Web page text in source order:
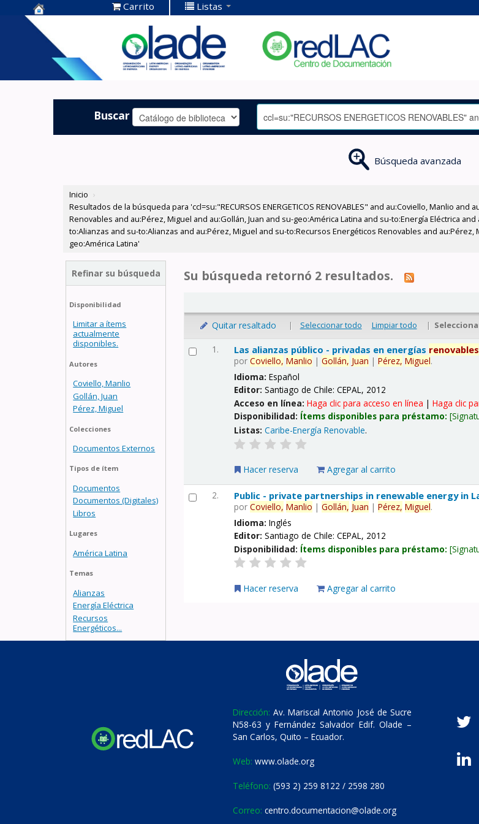
Centro de
Documentación
OLADE -
Carrito Listas
Buscar
Búsqueda avanzada
Inicio ›
Resultados de la búsqueda para 'ccl=su:"RECURSOS ENERGETICOS RENOVABLES" and au:Coviello, Manlio
Renovables and au:Pérez, Miguel and au:Gollán, Juan and su-geo:América Latina and su-to:Energía Eléctrica
to:Alianzas and su-to:Alianzas and au:Pérez, Miguel and su-to:Recursos Energéticos Renovables and
geo:América Latina'
Refinar su búsqueda
Disponibilidad
Limitar a ítems
actualmente
disponibles.
Autores
Coviello, Manlio
Gollán, Juan
Pérez, Miguel
Colecciones
Documentos Externos
Tipos de ítem
Documentos
Documentos (Digitales)
Libros
Lugares
América Latina
Temas
Alianzas
Energía Eléctrica
Recursos
Energéticos...
Su búsqueda retornó 2 resultados.
Quitar resaltado | Seleccionar todo Limpiar todo |
1. Las alianzas público - privadas en energías renovables
porCoviello, Manlio |Gollán, Juan |Pérez, Miguel.
Idioma:Español
Editor:Santiago de Chile: CEPAL, 2012
Acceso en línea:Haga clic para acceso en línea |Haga clic
Disponibilidad: Ítems disponibles para préstamo:
Listas: Caribe-Energía Renovable.
Hacer reserva Agregar al carrito
2. Public - private partnerships in renewable energy in
porCoviello, Manlio |Gollán, Juan |Pérez, Miguel.
Idioma:Inglés
Editor:Santiago de Chile: CEPAL, 2012
Disponibilidad: Ítems disponibles para préstamo:
Hacer reserva Agregar al carrito
Dirección: Av. Mariscal Antonio José de Sucre
N58-63 y Fernández Salvador Edif. Olade –
San Carlos, Quito – Ecuador.
Web: www.olade.org
Teléfono: (593 2) 259 8122 / 2598 280
Correo: centro.documentacion@olade.org